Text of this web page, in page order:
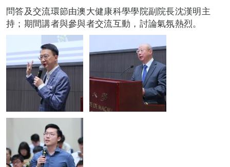
問答及交流環節由澳大健康科學學院副院長沈漢明主
持；期間講者與參與者交流互動，討論氣氛熱烈。